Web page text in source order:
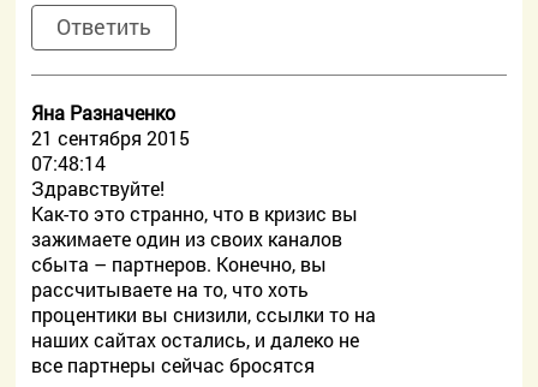
Ответить
Яна Разначенко
21 сентября 2015
07:48:14
Здравствуйте!
Как-то это странно, что в кризис вы
зажимаете один из своих каналов
сбыта – партнеров. Конечно, вы
рассчитываете на то, что хоть
процентики вы снизили, ссылки то на
наших сайтах остались, и далеко не
все партнеры сейчас бросятся